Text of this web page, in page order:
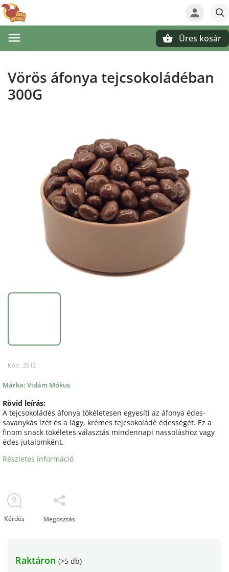
Üres kosár
Vörös áfonya tejcsokoládéban
300G
Kód: 2512
Márka: Vidám Mókus
Raktáron (>5 db)
Rövid leírás:
A tejcsokoládés áfonya tökéletesen egyesíti az áfonya édes-
savanykás ízét és a lágy, krémes tejcsokoládé édességét. Ez a
finom snack tökéletes választás mindennapi nassoláshoz vagy
édes jutalomként.
Részletes információ
Kérdés Megosztás